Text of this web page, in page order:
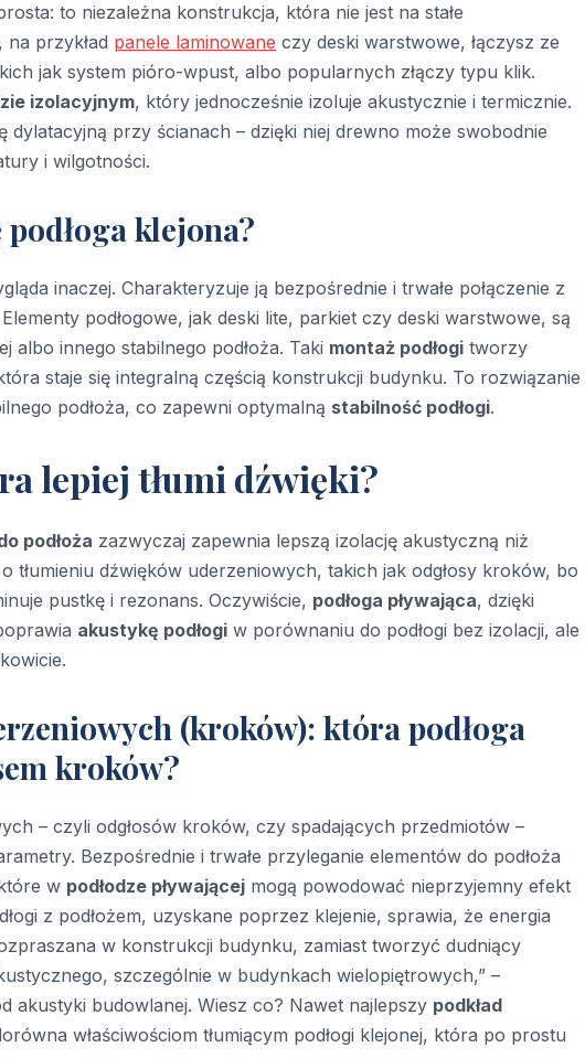
to niezależna konstrukcja, która nie jest na stałe
przykład panele laminowane czy deski warstwowe, łączysz ze
jak system pióro-wpust, albo popularnych złączy typu klik.
izolacyjnym, który jednocześnie izoluje akustycznie i termicznie.
dylatacyjną przy ścianach – dzięki niej drewno może swobodnie
i wilgotności.
klejona?
inaczej. Charakteryzuje ją bezpośrednie i trwałe połączenie z
podłogowe, jak deski lite, parkiet czy deski warstwowe, są
albo innego stabilnego podłoża. Taki montaż podłogi tworzy
staje się integralną częścią konstrukcji budynku. To rozwiązanie
podłoża, co zapewni optymalną stabilność podłogi.
lepiej tłumi dźwięki?
podłoża zazwyczaj zapewnia lepszą izolację akustyczną niż
tłumieniu dźwięków uderzeniowych, takich jak odgłosy kroków, bo
pustkę i rezonans. Oczywiście, podłoga pływająca, dzięki
akustykę podłogi w porównaniu do podłogi bez izolacji, ale
(kroków): która podłoga
kroków?
– czyli odgłosów kroków, czy spadających przedmiotów –
Bezpośrednie i trwałe przyleganie elementów do podłoża
w podłodze pływającej mogą powodować nieprzyjemny efekt
z podłożem, uzyskane poprzez klejenie, sprawia, że energia
w konstrukcji budynku, zamiast tworzyć dudniący
szczególnie w budynkach wielopiętrowych,” –
akustyki budowlanej. Wiesz co? Nawet najlepszy podkład
właściwościom tłumiącym podłogi klejonej, która po prostu